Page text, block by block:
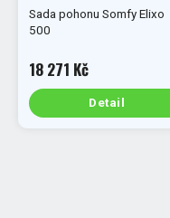
Sada pohonu Somfy Elixo
500
18 271 Kč
Detail